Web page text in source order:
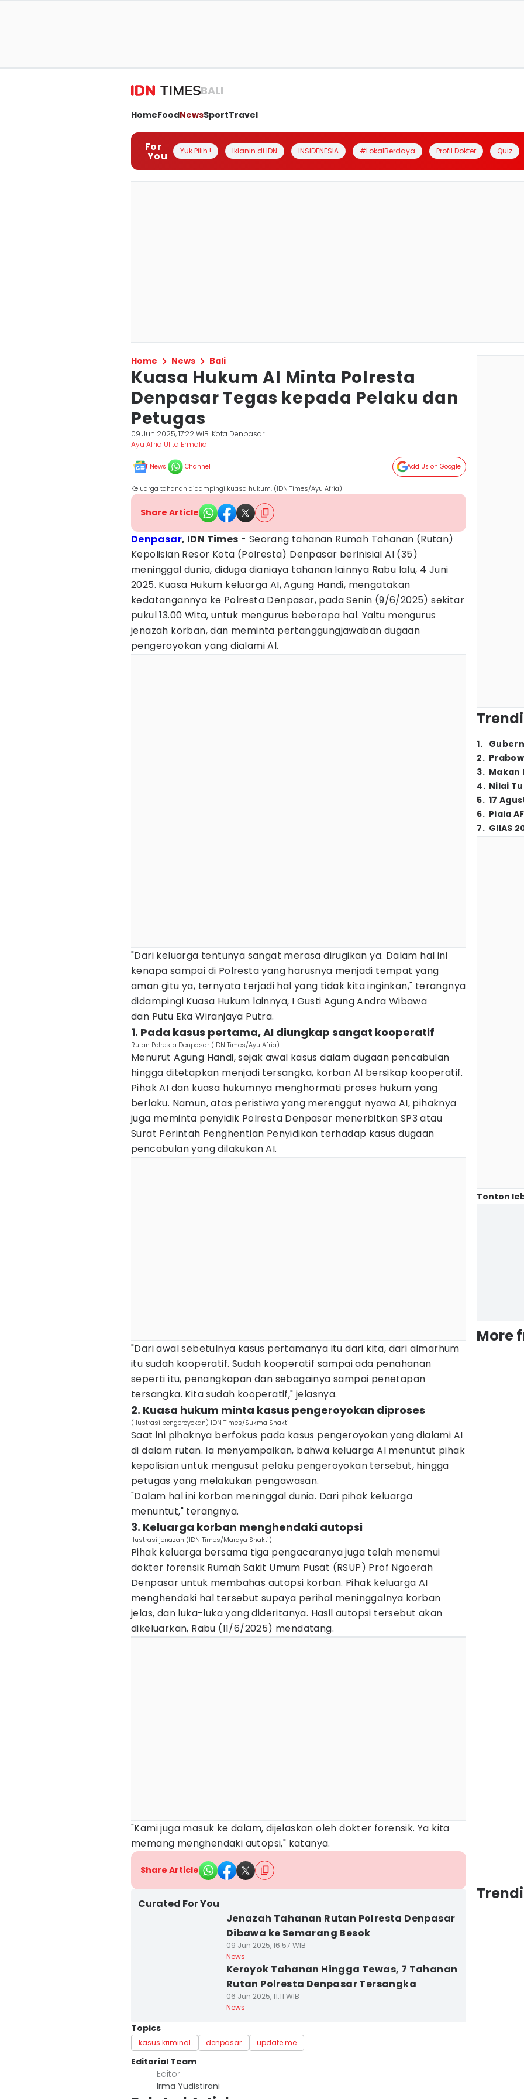
BALI
HomeFoodNewsSportTravel
For
You Yuk Pilih ! Iklanin di IDN INSIDENESIA #LokalBerdaya Profil Dokter Quiz
Home News Bali
Kuasa Hukum AI Minta Polresta
Denpasar Tegas kepada Pelaku dan
Petugas
09 Jun 2025, 17:22 WIB Kota Denpasar
Ayu Afria Ulita Ermalia
News Channel Add Us on Google
Keluarga tahanan didampingi kuasa hukum. (IDN Times/Ayu Afria)
Share Article
Denpasar, IDN Times - Seorang tahanan Rumah Tahanan (Rutan)
Kepolisian Resor Kota (Polresta) Denpasar berinisial AI (35)
meninggal dunia, diduga dianiaya tahanan lainnya Rabu lalu, 4 Juni
2025. Kuasa Hukum keluarga AI, Agung Handi, mengatakan
kedatangannya ke Polresta Denpasar, pada Senin (9/6/2025) sekitar
pukul 13.00 Wita, untuk mengurus beberapa hal. Yaitu mengurus
jenazah korban, dan meminta pertanggungjawaban dugaan
pengeroyokan yang dialami AI.
"Dari keluarga tentunya sangat merasa dirugikan ya. Dalam hal ini
kenapa sampai di Polresta yang harusnya menjadi tempat yang
aman gitu ya, ternyata terjadi hal yang tidak kita inginkan," terangnya
didampingi Kuasa Hukum lainnya, I Gusti Agung Andra Wibawa
dan Putu Eka Wiranjaya Putra.
1. Pada kasus pertama, AI diungkap sangat kooperatif
Rutan Polresta Denpasar (IDN Times/Ayu Afria)
Menurut Agung Handi, sejak awal kasus dalam dugaan pencabulan
hingga ditetapkan menjadi tersangka, korban AI bersikap kooperatif.
Pihak AI dan kuasa hukumnya menghormati proses hukum yang
berlaku. Namun, atas peristiwa yang merenggut nyawa AI, pihaknya
juga meminta penyidik Polresta Denpasar menerbitkan SP3 atau
Surat Perintah Penghentian Penyidikan terhadap kasus dugaan
pencabulan yang dilakukan AI.
"Dari awal sebetulnya kasus pertamanya itu dari kita, dari almarhum
itu sudah kooperatif. Sudah kooperatif sampai ada penahanan
seperti itu, penangkapan dan sebagainya sampai penetapan
tersangka. Kita sudah kooperatif," jelasnya.
2. Kuasa hukum minta kasus pengeroyokan diproses
(Ilustrasi pengeroyokan) IDN Times/Sukma Shakti
Saat ini pihaknya berfokus pada kasus pengeroyokan yang dialami AI
di dalam rutan. Ia menyampaikan, bahwa keluarga AI menuntut pihak
kepolisian untuk mengusut pelaku pengeroyokan tersebut, hingga
petugas yang melakukan pengawasan.
"Dalam hal ini korban meninggal dunia. Dari pihak keluarga
menuntut," terangnya.
3. Keluarga korban menghendaki autopsi
Ilustrasi jenazah (IDN Times/Mardya Shakti)
Pihak keluarga bersama tiga pengacaranya juga telah menemui
dokter forensik Rumah Sakit Umum Pusat (RSUP) Prof Ngoerah
Denpasar untuk membahas autopsi korban. Pihak keluarga AI
menghendaki hal tersebut supaya perihal meninggalnya korban
jelas, dan luka-luka yang dideritanya. Hasil autopsi tersebut akan
dikeluarkan, Rabu (11/6/2025) mendatang.
"Kami juga masuk ke dalam, dijelaskan oleh dokter forensik. Ya kita
memang menghendaki autopsi," katanya.
Share Article
Curated For You
Jenazah Tahanan Rutan Polresta Denpasar
Dibawa ke Semarang Besok
09 Jun 2025, 16:57 WIB
News
Keroyok Tahanan Hingga Tewas, 7 Tahanan
Rutan Polresta Denpasar Tersangka
06 Jun 2025, 11:11 WIB
News
Topics
kasus kriminal denpasar update me
Editorial Team
Editor
Irma Yudistirani
1.
2.
3. Makan
4. Nilai
5. 17
6. Piala
7. GIIAS
Tonton
More